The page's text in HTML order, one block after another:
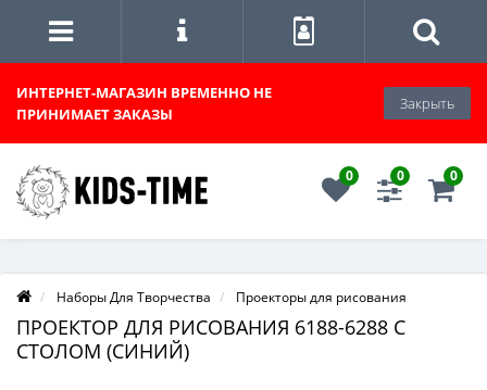
ИНТЕРНЕТ-МАГАЗИН ВРЕМЕННО НЕ
ПРИНИМАЕТ ЗАКАЗЫ
Закрыть
0 0 0
Наборы Для Творчества Проекторы для рисования
ПРОЕКТОР ДЛЯ РИСОВАНИЯ 6188-6288 С
СТОЛОМ (СИНИЙ)